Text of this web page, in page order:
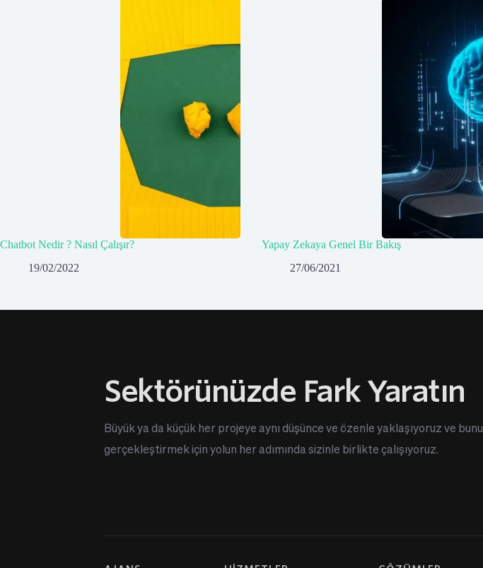
Chatbot Nedir ? Nasıl Çalışır?
19/02/2022
Yapay Zekaya Genel Bir Bakış
27/06/2021
Sektörünüzde Fark Yaratın
Büyük ya da küçük her projeye aynı düşünce ve özenle yaklaşıyoruz ve bunu
gerçekleştirmek için yolun her adımında sizinle birlikte çalışıyoruz.